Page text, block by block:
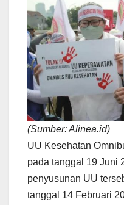
(Sumber: Alinea.id)
UU Kesehatan
pada tanggal 19 Juni
penyusunan UU
tanggal 14 Februari